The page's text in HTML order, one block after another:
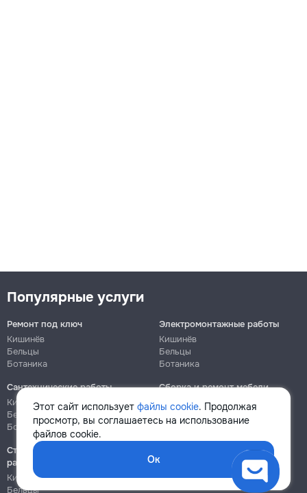
Этот сайт использует файлы cookie. Продолжая
просмотр, вы соглашаетесь на использование
файлов cookie.
Ок
Популярные услуги
Ремонт под ключ
Кишинёв
Бельцы
Ботаника
Электромонтажные работы
Кишинёв
Бельцы
Ботаника
Сантехнические работы
Кишинёв
Бельцы
Ботаника
Сборка и ремонт мебели
Кишинёв
Ботаника
Строительно-монтажные
работы
Кишинёв
Бельцы